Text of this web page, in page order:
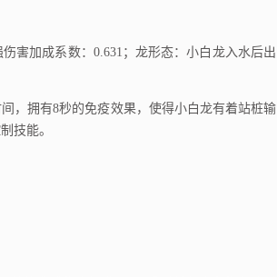
加成系数：0.631；龙形态：小白龙入水后出
拥有8秒的免疫效果，使得小白龙有着站桩输
技能。